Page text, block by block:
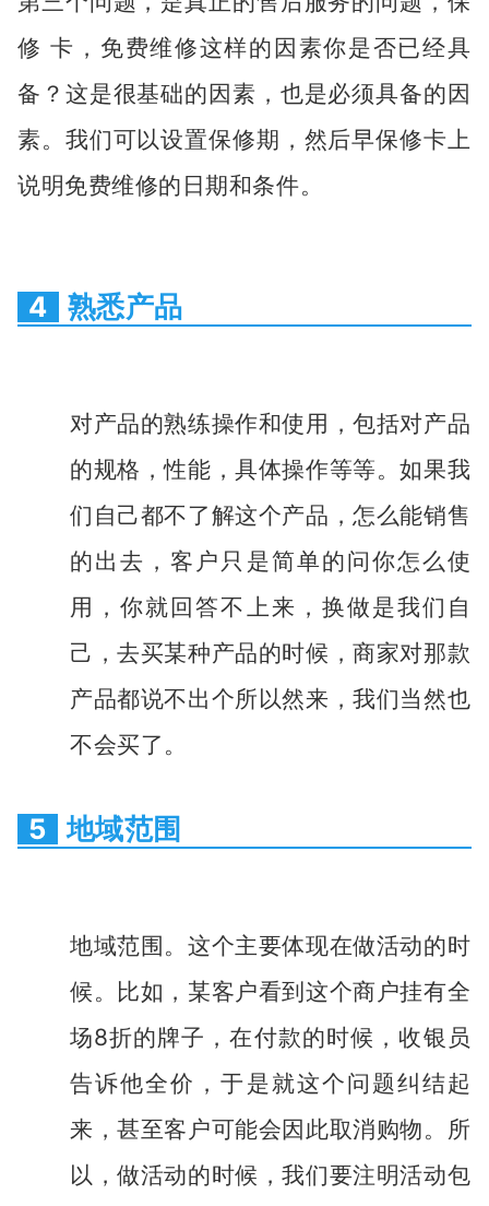
修 卡，免费维修这样的因素你是否已经具
备？这是很基础的因素，也是必须具备的因
素。我们可以设置保修期，然后早保修卡上
说明免费维修的日期和条件。
4 熟悉产品
对产品的熟练操作和使用，包括对产品
的规格，性能，具体操作等等。如果我
们自己都不了解这个产品，怎么能销售
的出去，客户只是简单的问你怎么使
用，你就回答不上来，换做是我们自
己，去买某种产品的时候，商家对那款
产品都说不出个所以然来，我们当然也
不会买了。
5 地域范围
地域范围。这个主要体现在做活动的时
候。比如，某客户看到这个商户挂有全
场8折的牌子，在付款的时候，收银员
告诉他全价，于是就这个问题纠结起
来，甚至客户可能会因此取消购物。所
以，做活动的时候，我们要注明活动包